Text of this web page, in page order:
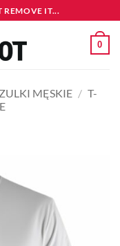
REMOVE IT...
0
MĘSKIE / T-